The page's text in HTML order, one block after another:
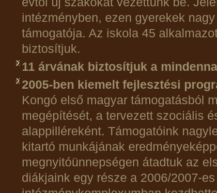
intézményben, ezen gyerekek
támogatója. Az iskola 45
biztosítjuk.
11 árvának biztosítjuk a
2005-ben kiemelt fejlesztési
Kongó első magyar támogatásból
megépítését, a tervezett szociális
alappilléreként. Támogatóink
kitartó munkájának
megnyitóünnepségen átadtuk az
diákjaink egy része a 2006/2007-